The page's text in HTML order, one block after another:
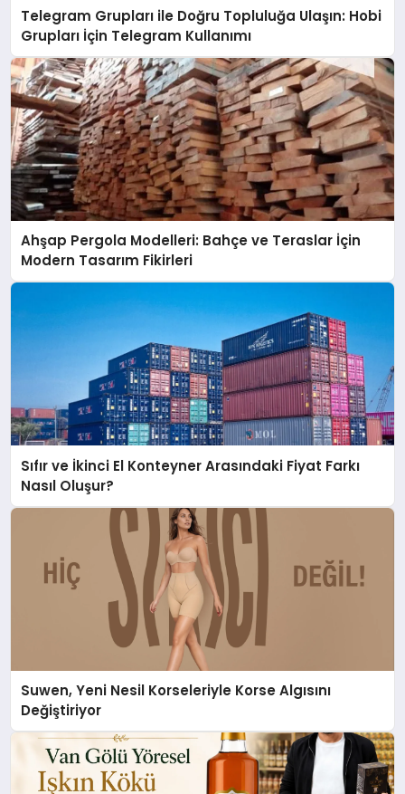
Telegram Grupları ile Doğru Topluluğa Ulaşın: Hobi
Grupları İçin Telegram Kullanımı
Ahşap Pergola Modelleri: Bahçe ve Teraslar İçin
Modern Tasarım Fikirleri
Sıfır ve İkinci El Konteyner Arasındaki Fiyat Farkı
Nasıl Oluşur?
Suwen, Yeni Nesil Korseleriyle Korse Algısını
Değiştiriyor